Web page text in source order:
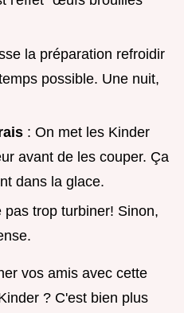
la préparation refroidir
possible. Une nuit,
: On met les Kinder
avant de les couper. Ça
dans la glace.
pas trop turbiner! Sinon,
vos amis avec cette
? C'est bien plus